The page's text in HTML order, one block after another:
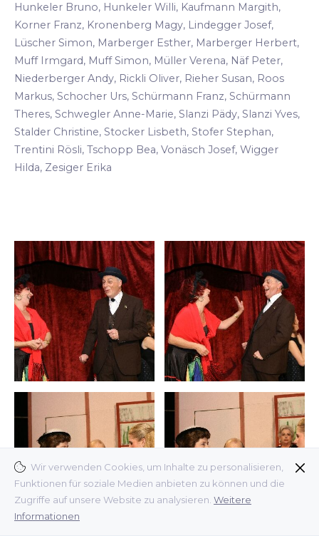
Wir verwenden Cookies, um Inhalte zu personalisieren,
Funktionen für soziale Medien anbieten zu können und die
Zugriffe auf unsere Website zu analysieren. Weitere
Informationen
Hunkeler Bruno, Hunkeler Willi, Kaufmann Margith,
Korner Franz, Kronenberg Magy, Lindegger Josef,
Lüscher Simon, Marberger Esther, Marberger Herbert,
Muff Irmgard, Muff Simon, Müller Verena, Näf Peter,
Niederberger Andy, Rickli Oliver, Rieher Susan, Roos
Markus, Schocher Urs, Schürmann Franz, Schürmann
Theres, Schwegler Anne-Marie, Slanzi Pädy, Slanzi Yves,
Stalder Christine, Stocker Lisbeth, Stofer Stephan,
Trentini Rösli, Tschopp Bea, Vonäsch Josef, Wigger
Hilda, Zesiger Erika